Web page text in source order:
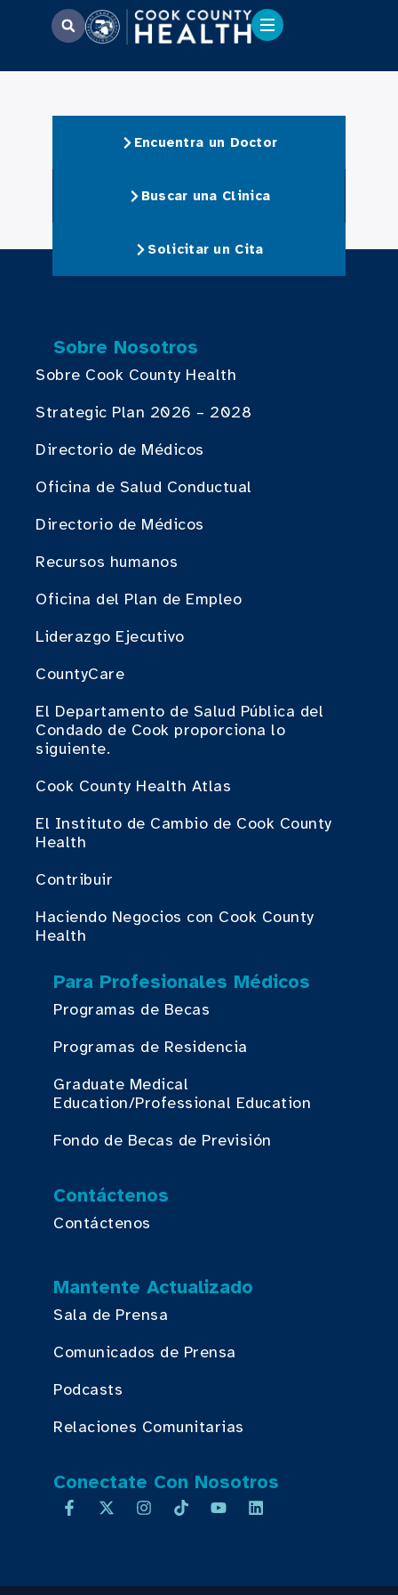
Encuentra un Doctor
Buscar una Clinica
Solicitar un Cita
Sobre Nosotros
Sobre Cook County Health
Strategic Plan 2026 – 2028
Directorio de Médicos
Oficina de Salud Conductual
Directorio de Médicos
Recursos humanos
Oficina del Plan de Empleo
Liderazgo Ejecutivo
CountyCare
El Departamento de Salud Pública del
Condado de Cook proporciona lo
siguiente.
Cook County Health Atlas
El Instituto de Cambio de Cook County
Health
Contribuir
Haciendo Negocios con Cook County
Health
Para Profesionales Médicos
Programas de Becas
Programas de Residencia
Graduate Medical
Education/Professional Education
Fondo de Becas de Previsión
Contáctenos
Contáctenos
Mantente Actualizado
Sala de Prensa
Comunicados de Prensa
Podcasts
Relaciones Comunitarias
Conectate Con Nosotros